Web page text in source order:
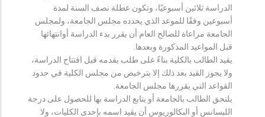
الدراسة ثلاثين أسبوعيًا، وتكون عطلة نصف السنة لمدة
أسبوعين وفقًا للموعد الذي يحدده مجلس الجامعة، ولمجلس
الجامعة مراعاة للصالح العام أن يقرر بدء الدراسة أوانتهائها
قبل المواعيد المذكورة وبعدها.
يقيد الطالب بالكلية بناءً على طلب يقدمه قبل افتتاح الدراسة،
ولا يجوز القيد بعد ذلك إلا بترخيص من مجلس الكلية في حدود
القواعد التي يقررها مجلس الجامعة.
يلتحق الطالب بالجامعة أو يتابع الدراسة بها للحصول على درجة
الليسانس أو البكالوريوس أن يقيد اسمه بإحدى الكليات، ولا